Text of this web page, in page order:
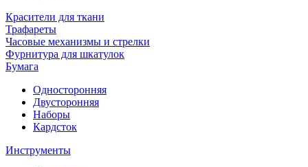
Красители для ткани
Трафареты
Часовые механизмы и стрелки
Фурнитура для шкатулок
Бумага
Односторонняя
Двусторонняя
Наборы
Кардсток
Инструменты